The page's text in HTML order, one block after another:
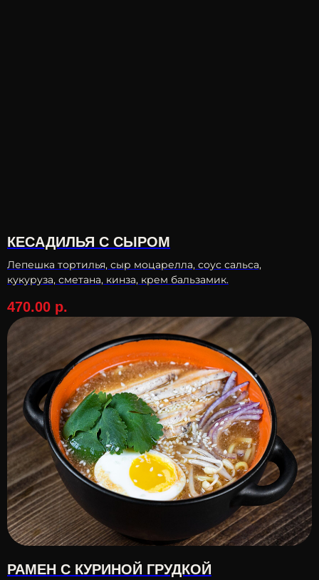
КЕСАДИЛЬЯ С СЫРОМ
Лепешка тортилья, сыр моцарелла, соус сальса,
кукуруза, сметана, кинза, крем бальзамик.
470.00 р.
РАМЕН С КУРИНОЙ ГРУДКОЙ